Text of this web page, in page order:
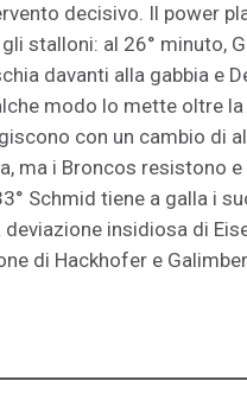
decisivo. Il power
gli stalloni: al 26° minuto,
davanti alla gabbia e
modo lo mette oltre la
con un cambio di
ma i Broncos resistono
Schmid tiene a galla i
deviazione insidiosa di
di Hackhofer e